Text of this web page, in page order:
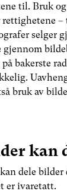
til. Bruk
rettighetene
selger
gjennom
bakerste
bruk av
kan
dele
er ivaretatt.